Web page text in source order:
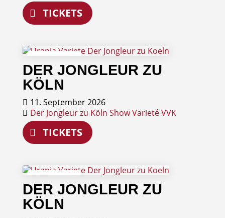
TICKETS
11
September
DER JONGLEUR ZU
KÖLN
11. September 2026
Der Jongleur zu Köln ShowVarietéVVK
TICKETS
12
September
DER JONGLEUR ZU
KÖLN